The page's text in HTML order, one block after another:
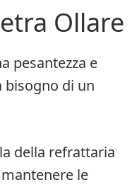
Ollare
pesantezza e
bisogno di un
della refrattaria
le